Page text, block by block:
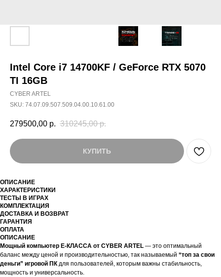
Intel Core i7 14700KF / GeForce RTX 5070
TI 16GB
CYBER ARTEL
SKU: 74.07.09.507.509.04.00.10.61.00
279500,00 р. 310245,00 р.
КУПИТЬ
ОПИСАНИЕ
ХАРАКТЕРИСТИКИ
ТЕСТЫ В ИГРАХ
КОМПЛЕКТАЦИЯ
ДОСТАВКА И ВОЗВРАТ
ГАРАНТИЯ
ОПЛАТА
ОПИСАНИЕ
Мощный компьютер E-КЛАССА от CYBER ARTEL — это оптимальный
баланс между ценой и производительностью, так называемый “топ за свои
деньги” игровой ПКдля пользователей, которым важны стабильность,
мощность и универсальность.